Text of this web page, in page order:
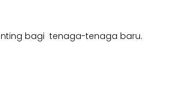
bagi tenaga-tenaga baru.